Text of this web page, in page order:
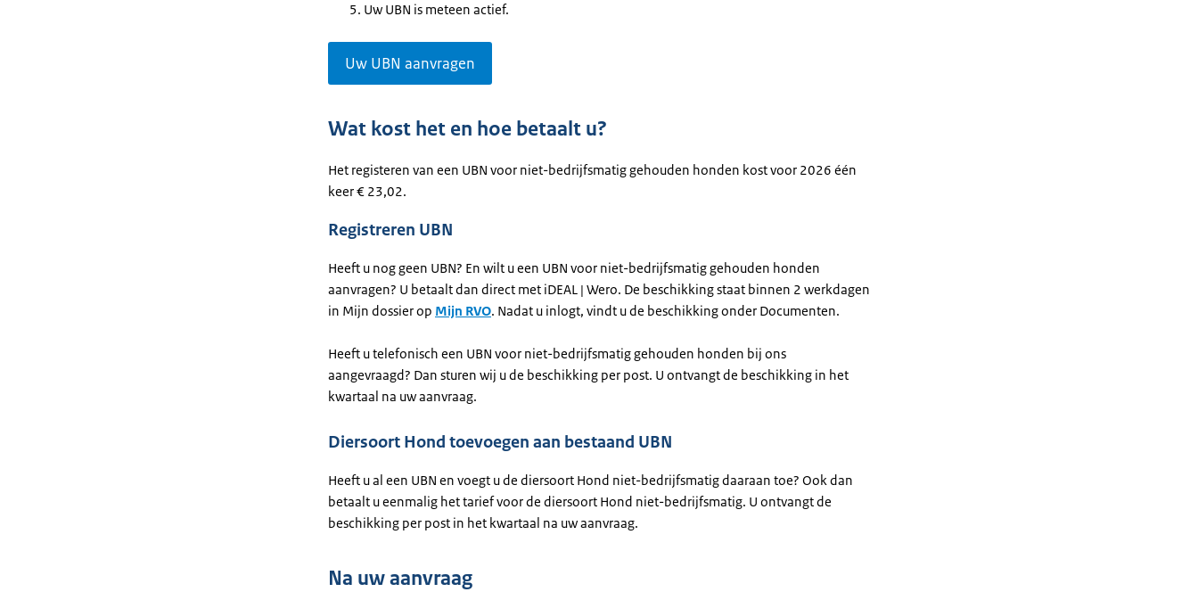
Uw UBN is meteen actief.
Uw UBN aanvragen
Wat kost het en hoe betaalt u?
Het registeren van een UBN voor niet-bedrijfsmatig gehouden honden kost voor 2026 één
keer € 23,02.
Registreren UBN
Heeft u nog geen UBN? En wilt u een UBN voor niet-bedrijfsmatig gehouden honden
aanvragen? U betaalt dan direct met iDEAL | Wero. De beschikking staat binnen 2 werkdagen
in Mijn dossier op Mijn RVO. Nadat u inlogt, vindt u de beschikking onder Documenten.
Heeft u telefonisch een UBN voor niet-bedrijfsmatig gehouden honden bij ons
aangevraagd? Dan sturen wij u de beschikking per post. U ontvangt de beschikking in het
kwartaal na uw aanvraag.
Diersoort Hond toevoegen aan bestaand UBN
Heeft u al een UBN en voegt u de diersoort Hond niet-bedrijfsmatig daaraan toe? Ook dan
betaalt u eenmalig het tarief voor de diersoort Hond niet-bedrijfsmatig. U ontvangt de
beschikking per post in het kwartaal na uw aanvraag.
Na uw aanvraag